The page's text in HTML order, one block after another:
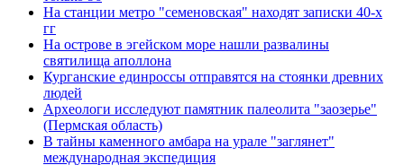
На станции метро "семеновская" находят записки 40-х
гг
На острове в эгейском море нашли развалины
святилища аполлона
Курганские единроссы отправятся на стоянки древних
людей
Археологи исследуют памятник палеолита "заозерье"
(Пермская область)
В тайны каменного амбара на урале "заглянет"
международная экспедиция